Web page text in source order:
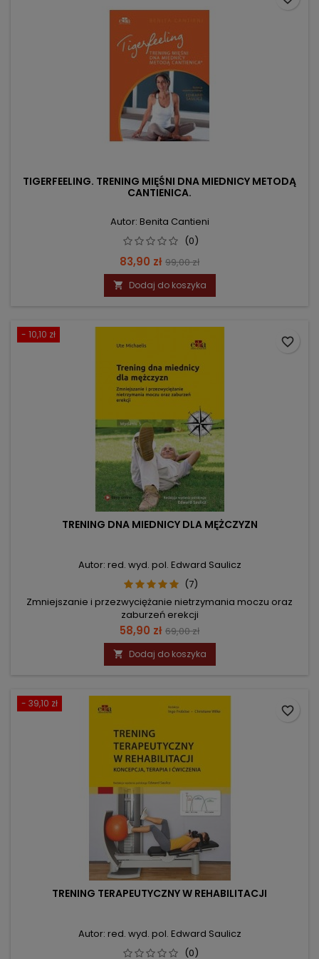
TIGERFEELING. TRENING MIĘŚNI DNA MIEDNICY METODĄ
CANTIENICA.
Autor: Benita Cantieni
(0)
Cena
83,90 zł Cena
podstawowa
99,00 zł
 Dodaj do koszyka
- 10,10 zł
TRENING DNA MIEDNICY DLA MĘŻCZYZN
Autor: red. wyd. pol. Edward Saulicz
(7)
Zmniejszanie i przezwyciężanie nietrzymania moczu oraz
zaburzeń erekcji
Cena
58,90 zł Cena
podstawowa
69,00 zł
 Dodaj do koszyka
favorite_border
- 39,10 zł
TRENING TERAPEUTYCZNY W REHABILITACJI
Autor: red. wyd. pol. Edward Saulicz
(0)
favorite_border